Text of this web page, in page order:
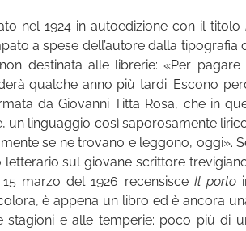
nel 1924 in autoedizione con il titolo
a spese dell’autore dalla tipografia
destinata alle librerie: «Per pagare
qualche anno più tardi. Escono
da Giovanni Titta Rosa, che in
un linguaggio così saporosamente
se ne trovano e leggono, oggi».
letterario sul giovane scrittore
marzo del 1926 recensisce Il porto
è appena un libro ed è ancora
stagioni e alle temperie: poco più di